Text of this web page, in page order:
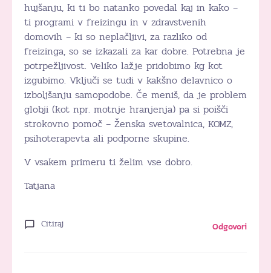
hujšanju, ki ti bo natanko povedal kaj in kako –
ti programi v freizingu in v zdravstvenih
domovih – ki so neplačljivi, za razliko od
freizinga, so se izkazali za kar dobre. Potrebna je
potrpežljivost. Veliko lažje pridobimo kg kot
izgubimo. Vključi se tudi v kakšno delavnico o
izboljšanju samopodobe. Če meniš, da je problem
globji (kot npr. motnje hranjenja) pa si poišči
strokovno pomoč – Ženska svetovalnica, KOMZ,
psihoterapevta ali podporne skupine.
V vsakem primeru ti želim vse dobro.
Tatjana
Citiraj Odgovori